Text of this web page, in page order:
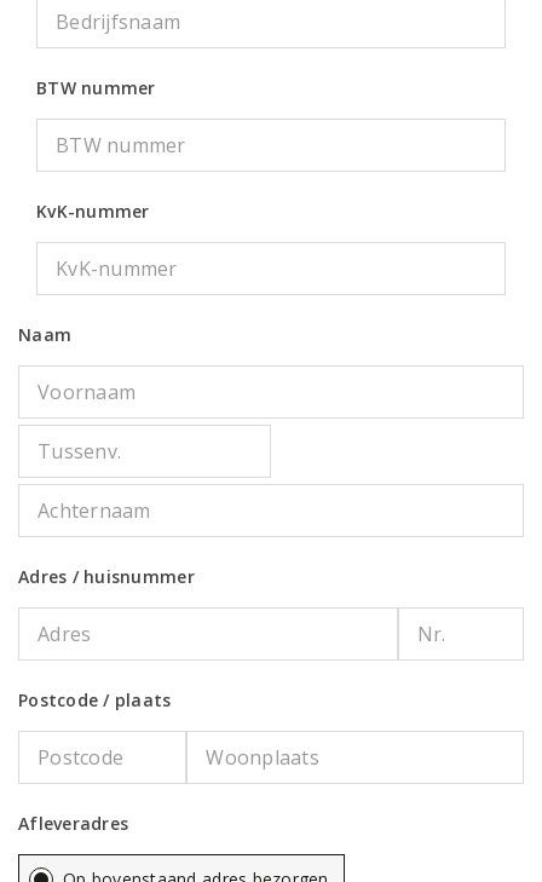
BTW nummer
KvK-nummer
Naam
Adres / huisnummer
Postcode / plaats
Afleveradres